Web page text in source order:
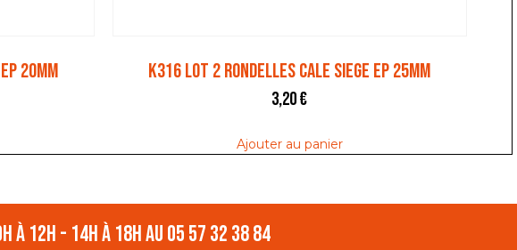
20MM K316 LOT 2 RONDELLES CALE SIEGE EP 25MM
3,20€
Ajouter au panier
12h - 14h à 18h au 05 57 32 38 84